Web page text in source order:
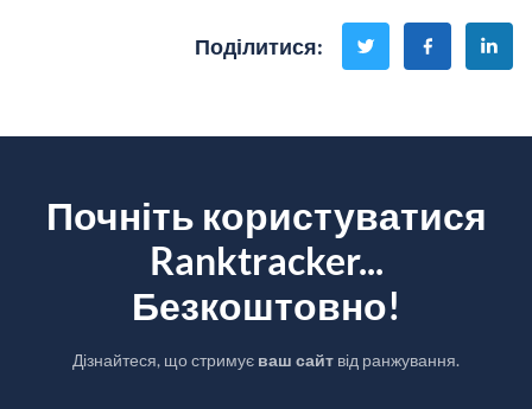
Поділитися:
Почніть користуватися
Ranktracker...
Безкоштовно!
Дізнайтеся, що стримує ваш сайт від ранжування.